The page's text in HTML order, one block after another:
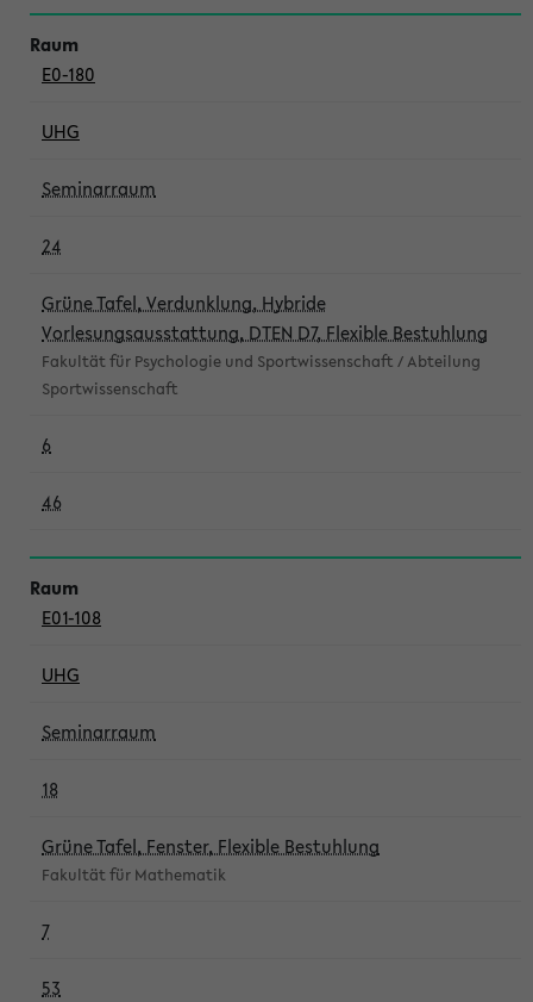
E0-180
UHG
Seminarraum
24
Grüne Tafel, Verdunklung, Hybride
Vorlesungsausstattung, DTEN D7, Flexible Bestuhlung
Fakultät für Psychologie und Sportwissenschaft / Abteilung
Sportwissenschaft
6
46
E01-108
UHG
Seminarraum
18
Grüne Tafel, Fenster, Flexible Bestuhlung
Fakultät für Mathematik
7
53